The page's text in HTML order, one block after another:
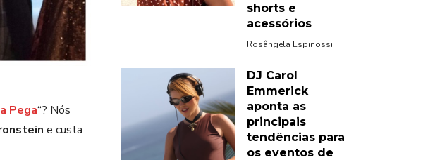
Pega“? Nós
e custa
shorts e
acessórios
Rosângela Espinossi
DJ Carol
Emmerick
aponta as
principais
tendências para
os eventos de